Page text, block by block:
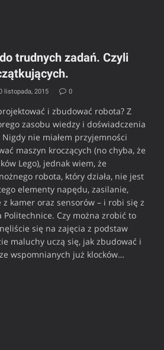
trudnych zadań. Czyli
listopada, 2015 0
i zbudować robota? Z
zasobu wiedzy i doświadczenia
nie miałem przyjemności
maszyn kroczących (no chyba, że
Lego), jednak wiem, że
robota, który działa, nie jest
elementy napędu, zasilanie,
kamer oraz sensorów – i robi się z
Czy można zrobić to
się na zajęcia z podstaw
maluchy uczą się, jak zbudować i
wspomnianych już klocków…